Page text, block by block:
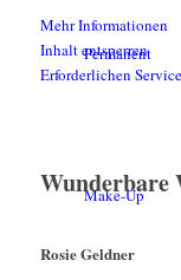
Permanent
Make-Up
Mehr Informationen
Inhalt entsperren
Erforderlichen
Rosie Geldner